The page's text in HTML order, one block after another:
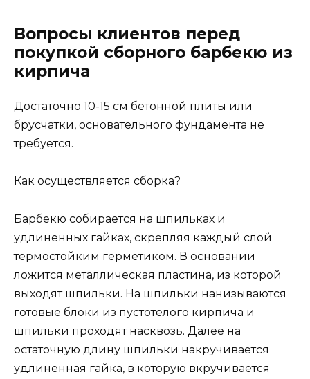
Вопросы клиентов перед
покупкой сборного барбекю из
кирпича
Достаточно 10-15 см бетонной плиты или
брусчатки, основательного фундамента не
требуется.
Как осуществляется сборка?
Барбекю собирается на шпильках и
удлиненных гайках, скрепляя каждый слой
термостойким герметиком. В основании
ложится металлическая пластина, из которой
выходят шпильки. На шпильки нанизываются
готовые блоки из пустотелого кирпича и
шпильки проходят насквозь. Далее на
остаточную длину шпильки накручивается
удлиненная гайка, в которую вкручивается